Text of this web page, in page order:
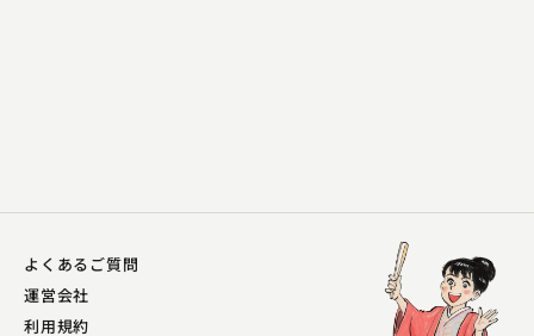
よくあるご質問
運営会社
利用規約